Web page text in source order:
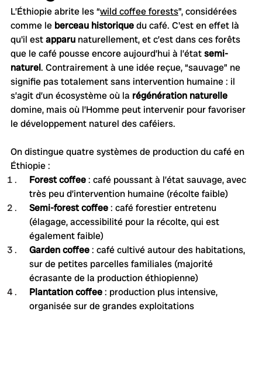
L’Éthiopie abrite les “wild coffee forests”, considérées
comme le berceau historique du café. C'est en effet là
qu'il est apparu naturellement, et c’est dans ces forêts
que le café pousse encore aujourd’hui à l’état semi-
naturel. Contrairement à une idée reçue, “sauvage” ne
signifie pas totalement sans intervention humaine : il
s’agit d’un écosystème où la régénération naturelle
domine, mais où l’Homme peut intervenir pour favoriser
le développement naturel des caféiers.
On distingue quatre systèmes de production du café en
Éthiopie :
Forest coffee : café poussant à l’état sauvage, avec
très peu d’intervention humaine (récolte faible)
Semi-forest coffee : café forestier entretenu
(élagage, accessibilité pour la récolte, qui est
également faible)
Garden coffee : café cultivé autour des habitations,
sur de petites parcelles familiales (majorité
écrasante de la production éthiopienne)
Plantation coffee : production plus intensive,
organisée sur de grandes exploitations